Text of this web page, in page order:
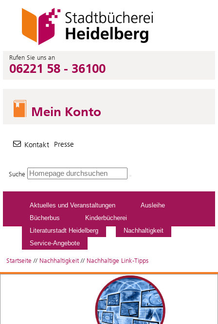
Rufen Sie uns an
06221 58 - 36100
Mein Konto
Kontakt Presse
Suche
Aktuelles und Veranstaltungen
Ausleihe
Bücherbus
Kinderbücherei
Literaturstadt Heidelberg
Nachhaltigkeit
Service-Angebote
Startseite // Nachhaltigkeit // Nachhaltige Link-Tipps